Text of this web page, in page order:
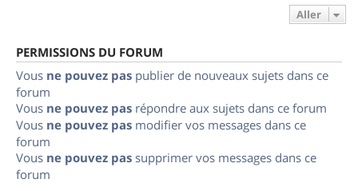
Aller
PERMISSIONS DU FORUM
Vous ne pouvez pas publier de nouveaux sujets dans ce
forum
Vous ne pouvez pas répondre aux sujets dans ce forum
Vous ne pouvez pas modifier vos messages dans ce
forum
Vous ne pouvez pas supprimer vos messages dans ce
forum